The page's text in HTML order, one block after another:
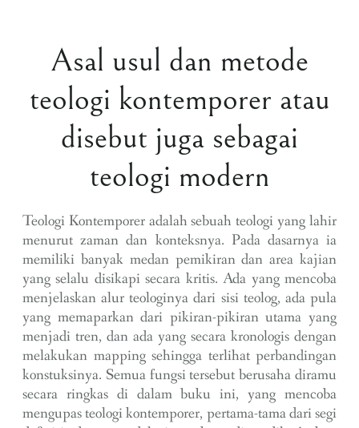
Asal usul dan metode
teologi kontemporer atau
disebut juga sebagai
teologi modern
Teologi Kontemporer adalah sebuah teologi yang lahir
menurut zaman dan konteksnya. Pada dasarnya ia
memiliki banyak medan pemikiran dan area kajian
yang selalu disikapi secara kritis. Ada yang mencoba
menjelaskan alur teologinya dari sisi teolog, ada pula
yang memaparkan dari pikiran-pikiran utama yang
menjadi tren, dan ada yang secara kronologis dengan
melakukan mapping sehingga terlihat perbandingan
konstuksinya. Semua fungsi tersebut berusaha diramu
secara ringkas di dalam buku ini, yang mencoba
mengupas teologi kontemporer, pertama-tama dari segi